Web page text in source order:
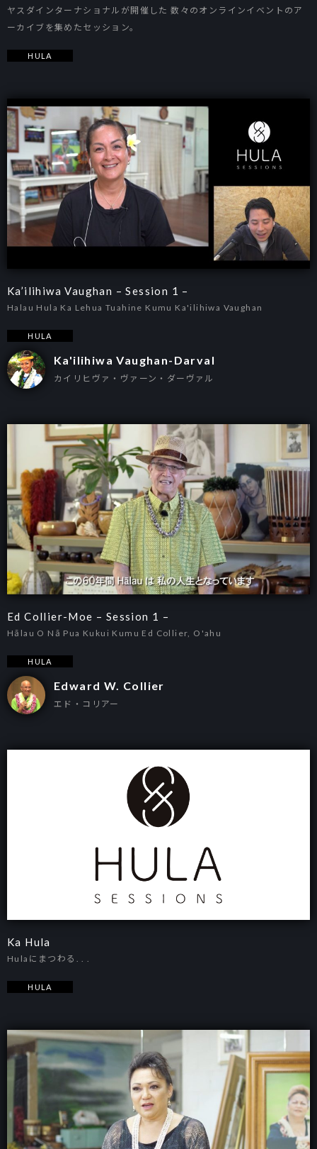
ヤスダインターナショナルが開催した 数々のオンラインイベントのア
ーカイブを集めたセッション。
HULA
Ka’ilihiwa Vaughan – Session 1 –
Halau Hula Ka Lehua Tuahine Kumu Ka'ilihiwa Vaughan
HULA
Ka'ilihiwa Vaughan-Darval
カイリヒヴァ・ヴァーン・ダーヴァル
Ed Collier-Moe – Session 1 –
Hālau O Nā Pua Kukui Kumu Ed Collier, O'ahu
HULA
Edward W. Collier
エド・コリアー
Ka Hula
Hulaにまつわる. . .
HULA